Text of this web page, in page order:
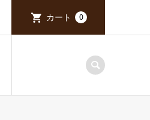
カート 0